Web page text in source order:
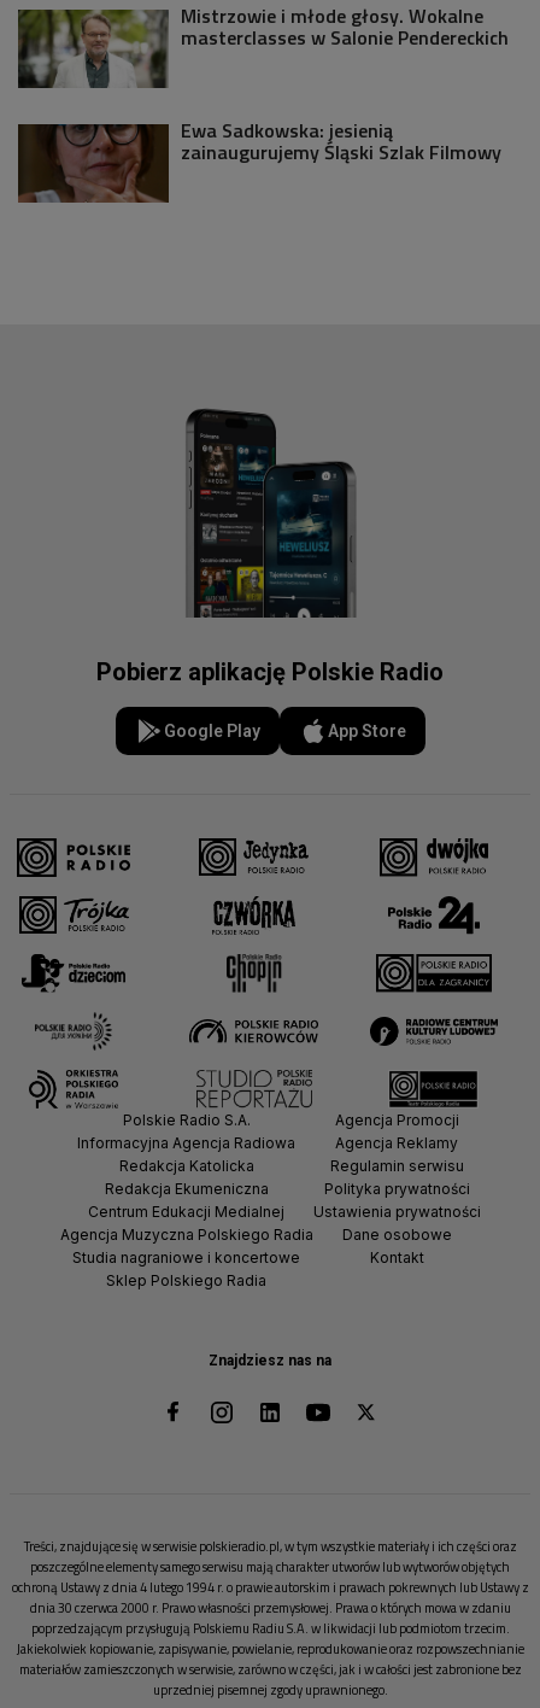
Mistrzowie i młode głosy. Wokalne
masterclasses w Salonie Pendereckich
Ewa Sadkowska: jesienią
zainaugurujemy Śląski Szlak Filmowy
Pobierz aplikację Polskie Radio
Google Play App Store
Znajdziesz nas na
Polskie Radio S.A.
Informacyjna Agencja Radiowa
Redakcja Katolicka
Redakcja Ekumeniczna
Centrum Edukacji Medialnej
Agencja Muzyczna Polskiego Radia
Studia nagraniowe i koncertowe
Sklep Polskiego Radia
Agencja Promocji
Agencja Reklamy
Regulamin serwisu
Polityka prywatności
Ustawienia prywatności
Dane osobowe
Kontakt
Treści, znajdujące się w serwisie polskieradio.pl, w tym wszystkie materiały i ich części oraz
poszczególne elementy samego serwisu mają charakter utworów lub wytworów objętych
ochroną Ustawy z dnia 4 lutego 1994 r. o prawie autorskim i prawach pokrewnych lub Ustawy z
dnia 30 czerwca 2000 r. Prawo własności przemysłowej. Prawa o których mowa w zdaniu
poprzedzającym przysługują Polskiemu Radiu S.A. w likwidacji lub podmiotom trzecim.
Jakiekolwiek kopiowanie, zapisywanie, powielanie, reprodukowanie oraz rozpowszechnianie
materiałów zamieszczonych w serwisie, zarówno w części, jak i w całości jest zabronione bez
uprzedniej pisemnej zgody uprawnionego.